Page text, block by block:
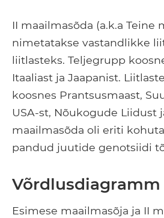
II maailmasõda (a.k.a Teine
nimetatakse vastandlikke
liitlasteks. Teljegrupp
Itaaliast ja Jaapanist.
koosnes Prantsusmaast,
USA-st, Nõukogude Liidust
maailmasõda oli eriti
pandud juutide genotsiidi
Võrdlusdiagramm
Esimese maailmasõja ja II